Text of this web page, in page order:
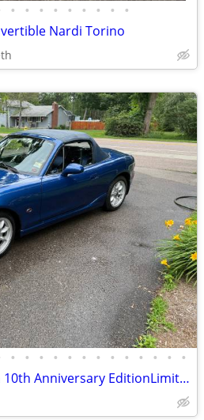
• • • • • • • • •
Nardi Torino
• • • • • • • • • • • • •
1999 Mazda MX-5 Miata 10th Anniversary EditionLimited Production – Onl